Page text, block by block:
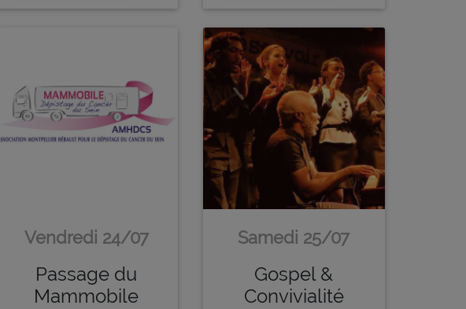
Vendredi 24/07
Passage du
Mammobile
Samedi 25/07
Gospel &
Convivialité